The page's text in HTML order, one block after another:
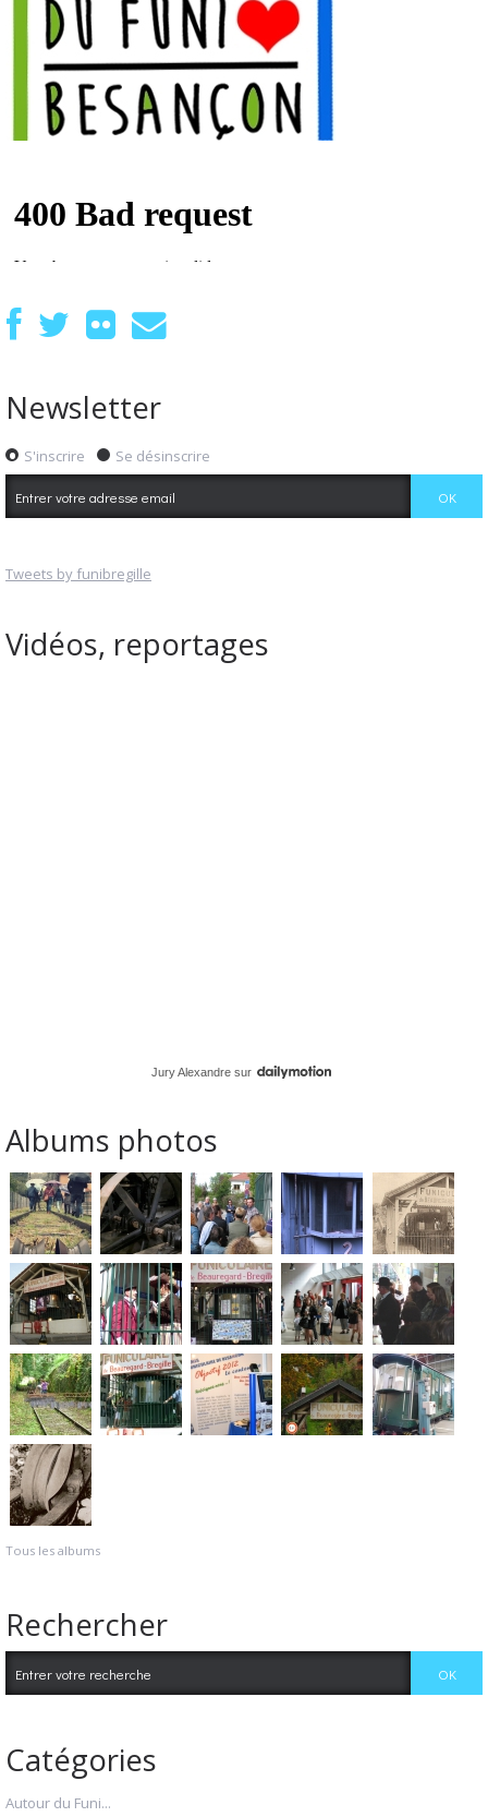
Newsletter
S'inscrire Se désinscrire
Tweets by funibregille
Vidéos, reportages
Jury Alexandre sur
Albums photos
Tous les albums
Rechercher
Catégories
Autour du Funi...